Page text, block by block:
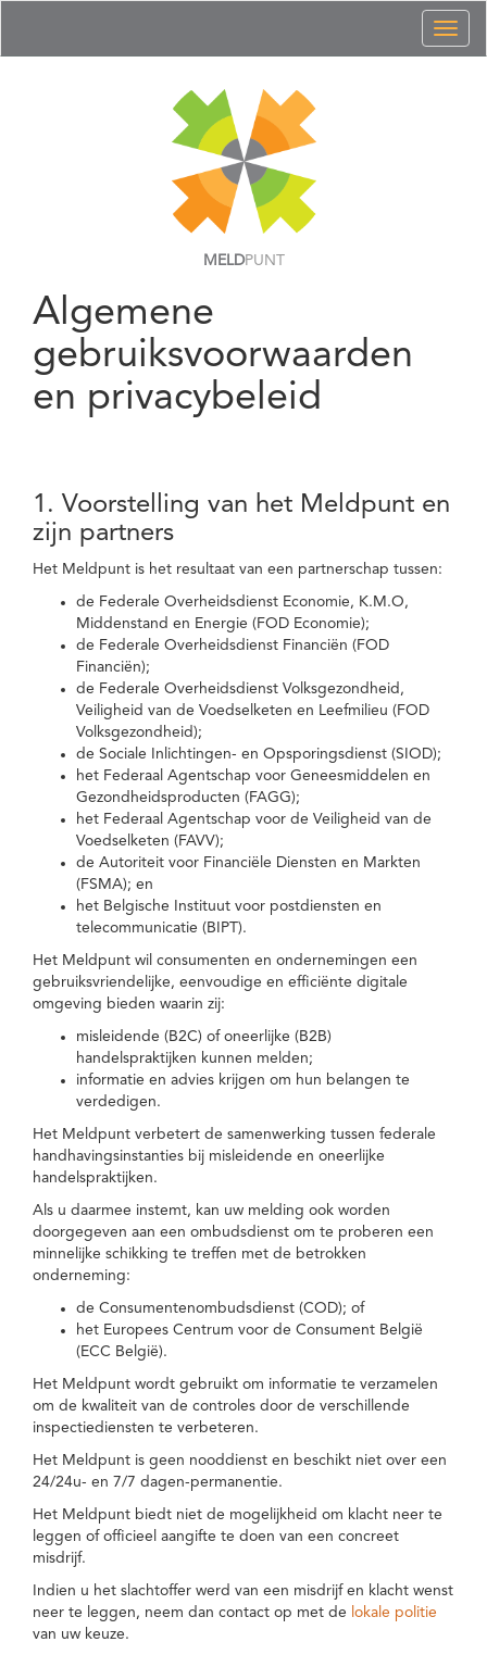
MELDPUNT
Algemene
gebruiksvoorwaarden
en privacybeleid
1. Voorstelling van het Meldpunt en
zijn partners
Het Meldpunt is het resultaat van een partnerschap tussen:
de Federale Overheidsdienst Economie, K.M.O,
Middenstand en Energie (FOD Economie);
de Federale Overheidsdienst Financiën (FOD
Financiën);
de Federale Overheidsdienst Volksgezondheid,
Veiligheid van de Voedselketen en Leefmilieu (FOD
Volksgezondheid);
de Sociale Inlichtingen- en Opsporingsdienst (SIOD);
het Federaal Agentschap voor Geneesmiddelen en
Gezondheidsproducten (FAGG);
het Federaal Agentschap voor de Veiligheid van de
Voedselketen (FAVV);
de Autoriteit voor Financiële Diensten en Markten
(FSMA); en
het Belgische Instituut voor postdiensten en
telecommunicatie (BIPT).
Het Meldpunt wil consumenten en ondernemingen een
gebruiksvriendelijke, eenvoudige en efficiënte digitale
omgeving bieden waarin zij:
misleidende (B2C) of oneerlijke (B2B)
handelspraktijken kunnen melden;
informatie en advies krijgen om hun belangen te
verdedigen.
Het Meldpunt verbetert de samenwerking tussen federale
handhavingsinstanties bij misleidende en oneerlijke
handelspraktijken.
Als u daarmee instemt, kan uw melding ook worden
doorgegeven aan een ombudsdienst om te proberen een
minnelijke schikking te treffen met de betrokken
onderneming:
de Consumentenombudsdienst (COD); of
het Europees Centrum voor de Consument België
(ECC België).
Het Meldpunt wordt gebruikt om informatie te verzamelen
om de kwaliteit van de controles door de verschillende
inspectiediensten te verbeteren.
Het Meldpunt is geen nooddienst en beschikt niet over een
24/24u- en 7/7 dagen-permanentie.
Het Meldpunt biedt niet de mogelijkheid om klacht neer te
leggen of officieel aangifte te doen van een concreet
misdrijf.
Indien u het slachtoffer werd van een misdrijf en klacht wenst
neer te leggen, neem dan contact op met de lokale politie
van uw keuze.